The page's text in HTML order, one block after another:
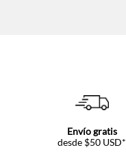
Envío gratis
desde $50 USD*